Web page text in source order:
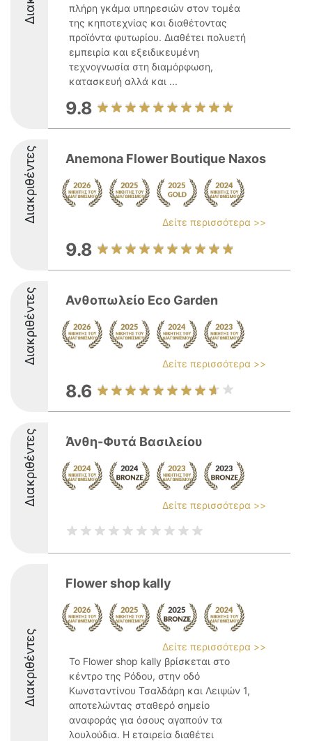
πλήρη γκάμα υπηρεσιών στον τομέα
της κηποτεχνίας και διαθέτοντας
προϊόντα φυτωρίου. Διαθέτει πολυετή
εμπειρία και εξειδικευμένη
τεχνογνωσία στη διαμόρφωση,
κατασκευή αλλά και ...
9.8
Διακριθέντες Anemona Flower Boutique Naxos
Δείτε περισσότερα >>
9.8
Διακριθέντες Ανθοπωλείο Eco Garden
Δείτε περισσότερα >>
8.6
Διακριθέντες Άνθη-Φυτά Βασιλείου
Δείτε περισσότερα >>
Διακριθέντες
Flower shop kally
Δείτε περισσότερα >>
Το Flower shop kally βρίσκεται στο
κέντρο της Ρόδου, στην οδό
Κωνσταντίνου Τσαλδάρη και Λειψών 1,
αποτελώντας σταθερό σημείο
αναφοράς για όσους αγαπούν τα
λουλούδια. Η εταιρεία διαθέτει